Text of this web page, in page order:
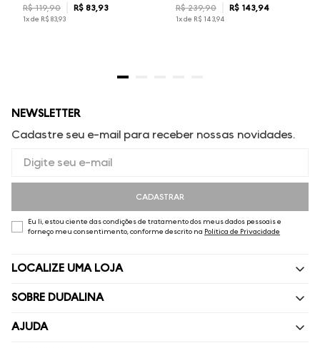
R$ 119,90 R$ 83, 93
1x de R$ 83,93
R$ 239,90 R$ 143, 94
1x de R$ 143,94
NEWSLETTER
Cadastre seu e-mail para receber nossas novidades.
CADASTRAR
Eu li, estou ciente das condições de tratamento dos meus dados pessoais e
forneço meu consentimento, conforme descrito na Política de Privacidade
LOCALIZE UMA LOJA
SOBRE DUDALINA
Quem Somos
AJUDA